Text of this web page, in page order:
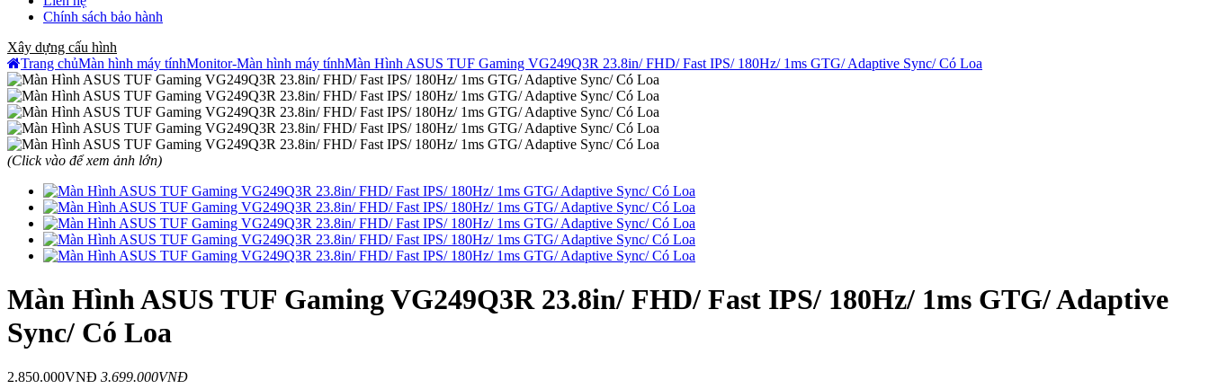
Chính sách bảo hành
Xây dựng cấu hình
Trang chủMàn hình máy tínhMonitor-Màn hình máy tínhMàn Hình ASUS TUF Gaming VG249Q3R 23.8in/ FHD/ Fast IPS/ 180Hz/ 1ms GTG/ Adaptive Sync/ Có Loa
(Click vào để xem ảnh lớn)
Màn Hình ASUS TUF Gaming VG249Q3R 23.8in/ FHD/ Fast IPS/ 180Hz/ 1ms GTG/ Adaptive
Sync/ Có Loa
2.850.000VNĐ 3.699.000VNĐ